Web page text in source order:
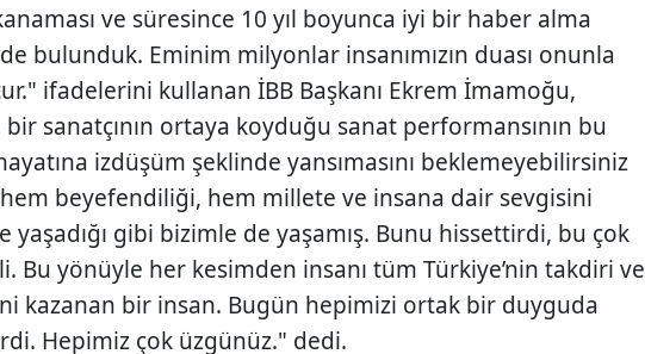
ve süresince 10 yıl boyunca iyi bir haber alma
bulunduk. Eminim milyonlar insanımızın duası onunla
ifadelerini kullanan İBB Başkanı Ekrem İmamoğu,
bir sanatçının ortaya koyduğu sanat performansının bu
izdüşüm şeklinde yansımasını beklemeyebilirsiniz
beyefendiliği, hem millete ve insana dair sevgisini
yaşadığı gibi bizimle de yaşamış. Bunu hissettirdi, bu çok
Bu yönüyle her kesimden insanı tüm Türkiye’nin takdiri ve
kazanan bir insan. Bugün hepimizi ortak bir duyguda
Hepimiz çok üzgünüz." dedi.